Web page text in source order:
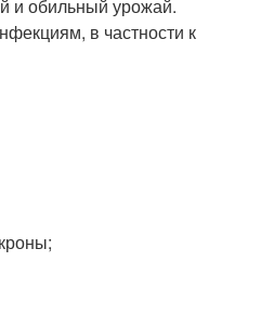
и обильный урожай.
в частности к